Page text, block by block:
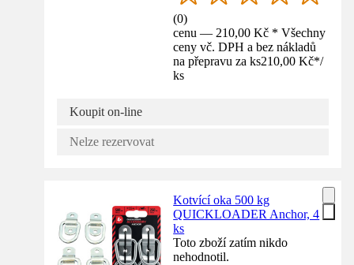
(0)
cenu — 210,00 Kč * Všechny
ceny vč. DPH a bez nákladů
na přepravu za ks210,00 Kč*/
ks
Koupit on-line
Nelze rezervovat
Kotvící oka 500 kg
QUICKLOADER Anchor, 4
ks
Toto zboží zatím nikdo
nehodnotil.